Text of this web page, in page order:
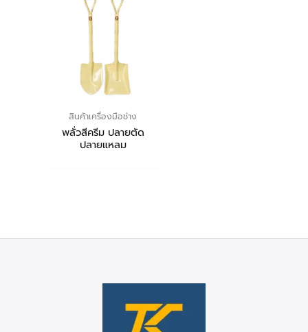
สินค้าเครื่องมือช่าง
พลั่วสีครีม ปลายตัด
ปลายแหลม